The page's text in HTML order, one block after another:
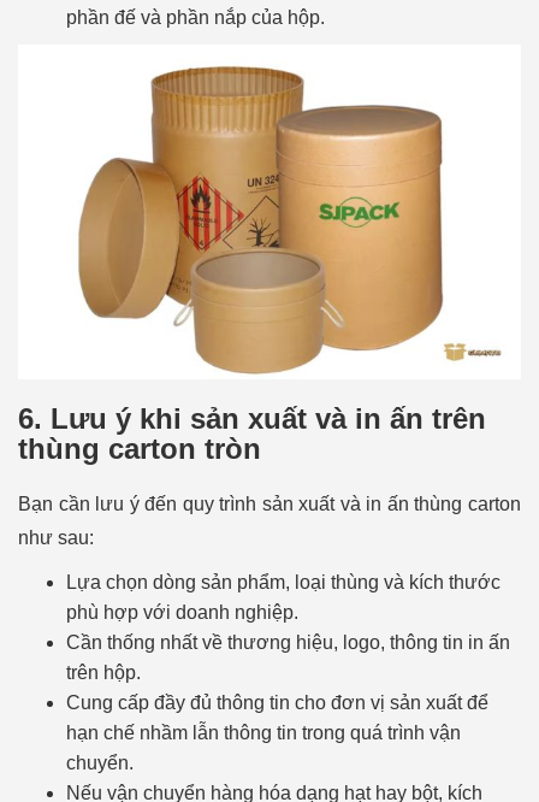
phần đế và phần nắp của hộp.
6. Lưu ý khi sản xuất và in ấn trên
thùng carton tròn
Bạn cần lưu ý đến quy trình sản xuất và in ấn thùng carton
như sau:
Lựa chọn dòng sản phẩm, loại thùng và kích thước
phù hợp với doanh nghiệp.
Cần thống nhất về thương hiệu, logo, thông tin in ấn
trên hộp.
Cung cấp đầy đủ thông tin cho đơn vị sản xuất để
hạn chế nhầm lẫn thông tin trong quá trình vận
chuyển.
Nếu vận chuyển hàng hóa dạng hạt hay bột, kích